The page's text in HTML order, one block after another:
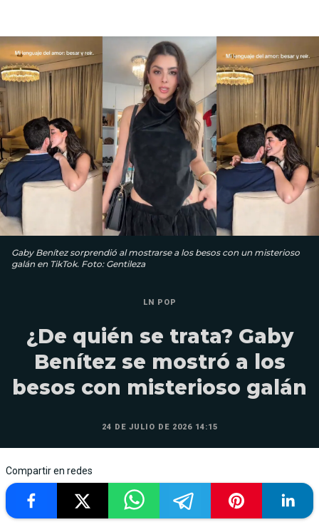
Gaby Benítez sorprendió al mostrarse a los besos con un misterioso
galán en TikTok. Foto: Gentileza
LN POP
¿De quién se trata? Gaby
Benítez se mostró a los
besos con misterioso galán
24 DE JULIO DE 2026 14:15
Compartir en redes